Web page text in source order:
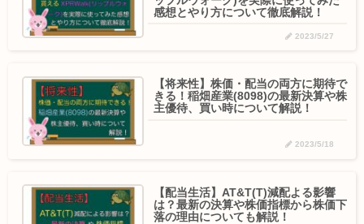
感想とやり方について徹底解説！
2023/5/27
【将来性】株価・配当の両方に期待で
きる！稲畑産業(8098)の最新決算や株
主優待、買い時について解説！
2023/5/18
【配当生活】AT&T(T)減配よる影響
は？最新の決算や株価指標から株価下
落の理由についても解説！